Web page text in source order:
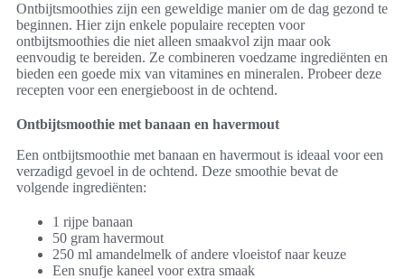
Ontbijtsmoothies zijn een geweldige manier om de dag gezond te
beginnen. Hier zijn enkele populaire recepten voor
ontbijtsmoothies die niet alleen smaakvol zijn maar ook
eenvoudig te bereiden. Ze combineren voedzame ingrediënten en
bieden een goede mix van vitamines en mineralen. Probeer deze
recepten voor een energieboost in de ochtend.
Ontbijtsmoothie met banaan en havermout
Een ontbijtsmoothie met banaan en havermout is ideaal voor een
verzadigd gevoel in de ochtend. Deze smoothie bevat de
volgende ingrediënten:
1 rijpe banaan
50 gram havermout
250 ml amandelmelk of andere vloeistof naar keuze
Een snufje kaneel voor extra smaak